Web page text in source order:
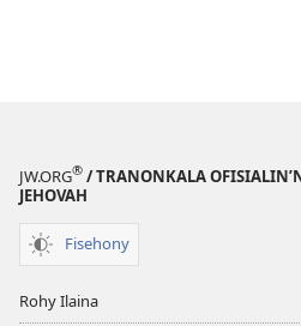
JW.ORG® / TRANONKALA
JEHOVAH
Fisehony
Rohy Ilaina